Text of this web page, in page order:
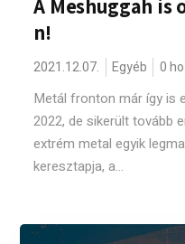
A Meshuggah is
n!
2021.12.07. Egyéb 0
Metál fronton már így is
2022, de sikerült tovább
extrém metal egyik
keresztapja, a...